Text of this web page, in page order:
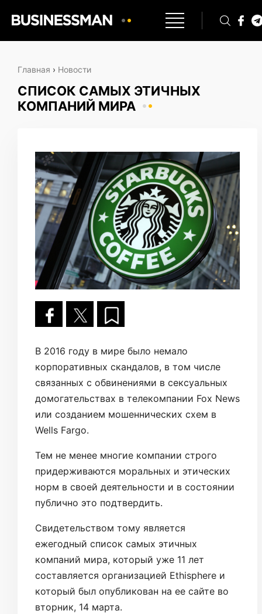
Главная › Новости
СПИСОК САМЫХ ЭТИЧНЫХ
КОМПАНИЙ МИРА
В 2016 году в мире было немало
корпоративных скандалов, в том числе
связанных с обвинениями в сексуальных
домогательствах в телекомпании Fox News
или созданием мошеннических схем в
Wells Fargo.
Тем не менее многие компании строго
придерживаются моральных и этических
норм в своей деятельности и в состоянии
публично это подтвердить.
Свидетельством тому является
ежегодный список самых этичных
компаний мира, который уже 11 лет
составляется организацией Ethisphere и
который был опубликован на ее сайте во
вторник, 14 марта.